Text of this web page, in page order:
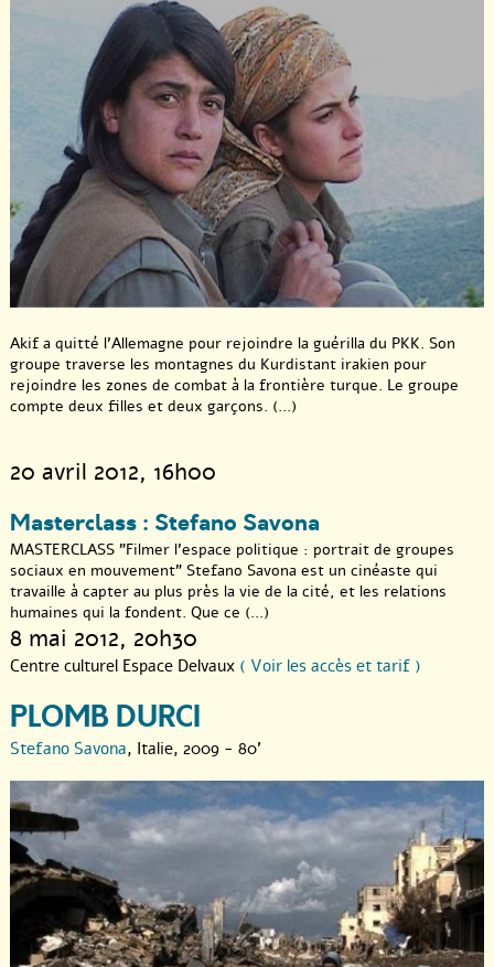
Akif a quitté l’Allemagne pour rejoindre la guérilla du PKK. Son
groupe traverse les montagnes du Kurdistant irakien pour
rejoindre les zones de combat à la frontière turque. Le groupe
compte deux filles et deux garçons. (...)
20 avril 2012, 16h00
Masterclass : Stefano Savona
MASTERCLASS "Filmer l’espace politique : portrait de groupes
sociaux en mouvement" Stefano Savona est un cinéaste qui
travaille à capter au plus près la vie de la cité, et les relations
humaines qui la fondent. Que ce (...)
8 mai 2012, 20h30
Centre culturel Espace Delvaux ( Voir les accès et tarif )
PLOMB DURCI
Stefano Savona, Italie, 2009 - 80'